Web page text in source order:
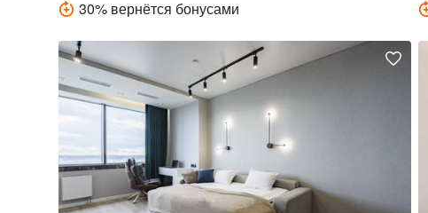
30% вернётся бонусами